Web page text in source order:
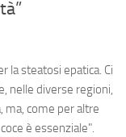
la steatosi epatica. Ci
nelle diverse regioni,
ma, come per altre
è essenziale".